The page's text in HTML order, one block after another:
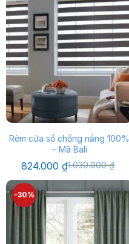
Rèm cửa sổ chống nắng 100%
– Mã Bali
1.030.000₫
Giá
1.030.000 ₫.
824.000₫Giá
là:
824.000 ₫.
-30%